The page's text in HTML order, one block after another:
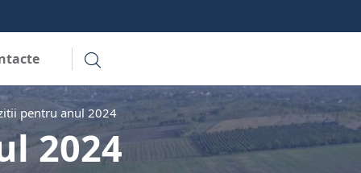
pentru anul 2024
2024